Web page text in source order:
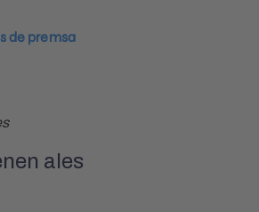
de premsa
ales